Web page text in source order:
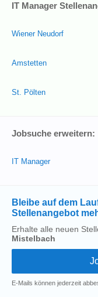
IT Manager
Wiener Neudorf
Amstetten
St. Pölten
Jobsuche erweitern:
IT Manager
Bleibe auf dem
Stellenangebot
Erhalte alle neuen
Mistelbach
E-Mails können jederzeit